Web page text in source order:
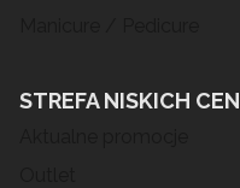
STREFA NISKICH CEN